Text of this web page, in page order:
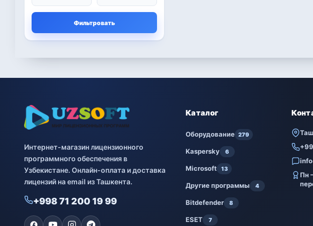
Microsoft
Другие программы
ESET 7
PRO32
Dr.Web 4
Jivo 3
IVI
Фильтровать
Интернет-магазин лицензионного
программного обеспечения в
Узбекистане. Онлайн-оплата и доставка
лицензий на email из Ташкента.
+998 71 200 19 99
Каталог
Оборудование 279
Kaspersky 6
Microsoft 13
Другие программы 4
Bitdefender 8
ESET 7
Пн